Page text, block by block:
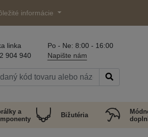
informácie
linka
904 940
Po - Ne: 8:00 - 16:00
Napište nám
a
Bižutéria